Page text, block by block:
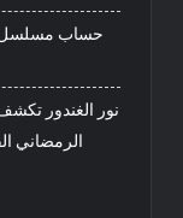
حساب مسلسل
نور الغندور
الرمضاني